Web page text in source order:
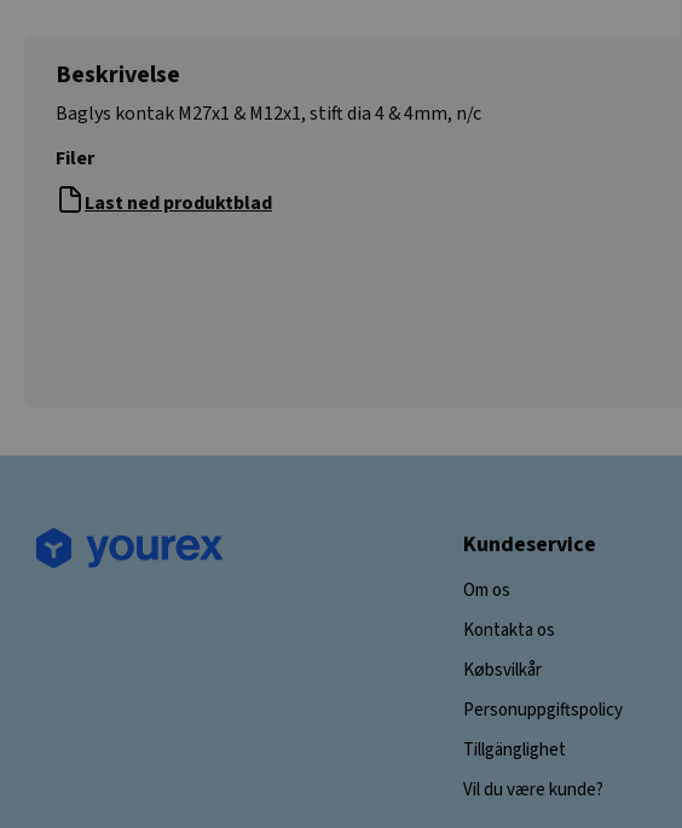
Beskrivelse
Baglys kontak M27x1 & M12x1, stift dia 4 & 4mm, n/c
Filer
Last ned produktblad
Kundeservice
Om os
Kontakta os
Købsvilkår
Personuppgiftspolicy
Tillgänglighet
Vil du være kunde?